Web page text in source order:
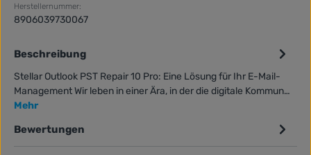
Herstellernummer:
8906039730067
Beschreibung
Stellar Outlook PST Repair 10 Pro: Eine Lösung für Ihr E-Mail-
Management Wir leben in einer Ära, in der die digitale Kommun…
Mehr
Bewertungen